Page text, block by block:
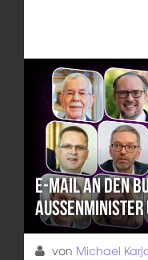
E-Mail an den
Außenminister
von Michael